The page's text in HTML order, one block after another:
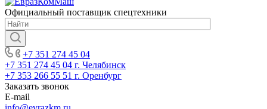
Официальный поставщик спецтехники
+7 351 274 45 04
+7 351 274 45 04 г. Челябинск
+7 353 266 55 51 г. Оренбург
Заказать звонок
E-mail